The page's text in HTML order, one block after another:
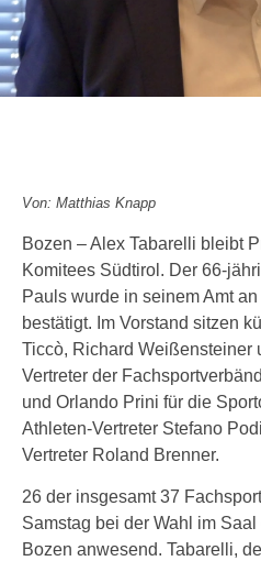
Von: Matthias Knapp
Bozen – Alex Tabarelli bleibt
Komitees Südtirol. Der 66-
Pauls wurde in seinem Amt an
bestätigt. Im Vorstand sitzen
Ticcò, Richard Weißensteiner
Vertreter der
und Orlando Prini für die
Athleten-Vertreter Stefano
Vertreter Roland Brenner.
26 der insgesamt 37
Samstag bei der Wahl im Saal
Bozen anwesend. Tabarelli,